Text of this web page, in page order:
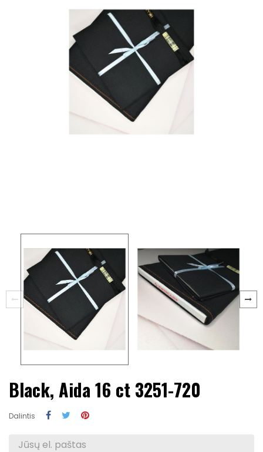
Black, Aida 16 ct 3251-720
Dalintis